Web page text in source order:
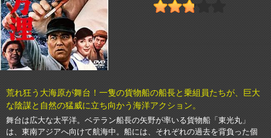
荒れ狂う大海原が舞台！一隻の貨物船の船長と乗組員たちが、巨大
な陰謀と自然の猛威に立ち向かう海洋アクション。
舞台は広大な太平洋。ベテラン船長の矢野が率いる貨物船「東光丸」
は、東南アジアへ向けて航海中。船には、それぞれの過去を背負った個